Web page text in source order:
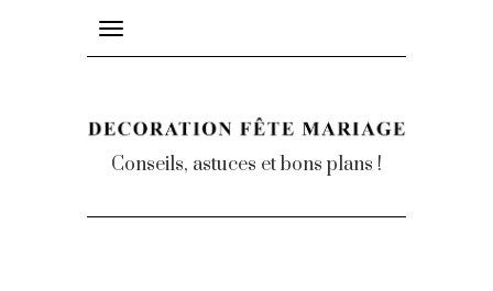
Toggle
navigation
Conseils, astuces et bons plans !